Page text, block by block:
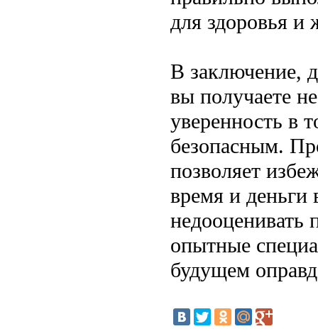
для здоровья и
В заключение,
вы получаете
уверенность в
безопасным.
позволяет
время и деньги
недооценивать
опытные
будущем